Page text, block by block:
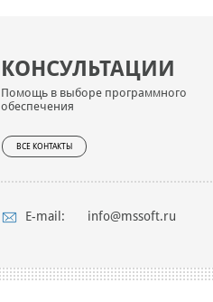
КОНСУЛЬТАЦИИ
Помощь в выборе программного
обеспечения
ВСЕ КОНТАКТЫ
E-mail: info@mssoft.ru